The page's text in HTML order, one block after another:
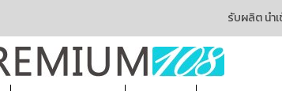
รับผลิต นำ